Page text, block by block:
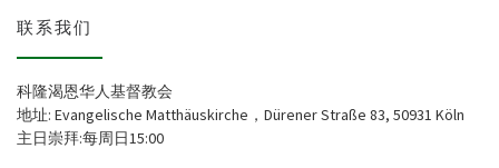
联系我们
科隆渴恩华人基督教会
地址: Evangelische Matthäuskirche，Dürener Straße 83, 50931 Köln
主日崇拜:每周日15:00